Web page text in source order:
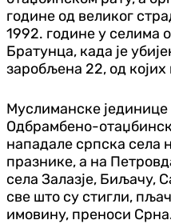
године од великог
1992. године у селима
Братунца, када је
заробљена 22, од
Муслиманске
Одбрамбено-
нападале српска села
празнике, а на
села Залазје, Биљачу,
све што су стигли,
имовину, преноси